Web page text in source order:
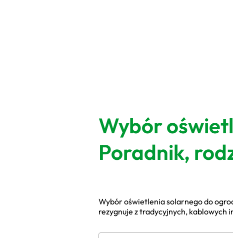
Wybór
Poradnik,
Wybór oświetlenia solarnego do
rezygnuje z tradycyjnych, kablowych